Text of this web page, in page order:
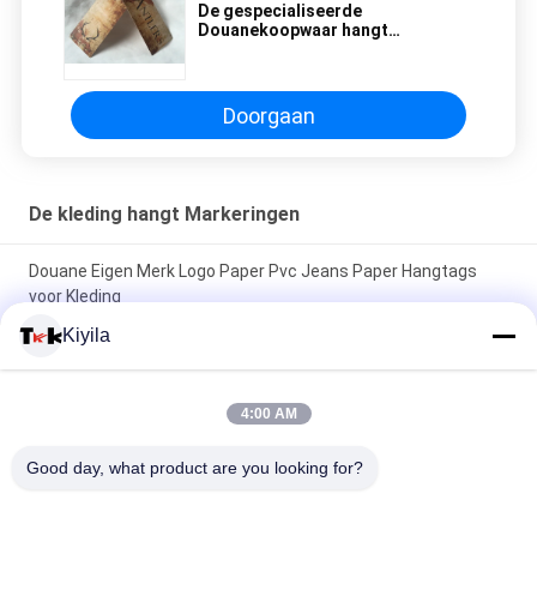
De gespecialiseerde
Douanekoopwaar hangt
Doorgaan
De kleding hangt Markeringen
Douane Eigen Merk Logo Paper Pvc Jeans Paper Hangtags
voor Kleding
De zwarte Document Kaart Gevouwen Kleding hangt
Markeringen Eco - het Vriendschappelijke Witte Embleem van
Kiyila
4:00 AM
Good day, what product are you looking for?